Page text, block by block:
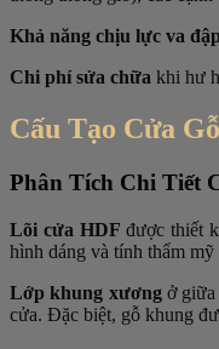
Khả năng chịu lực va
Chi phí sửa chữa khi hư
Cấu Tạo Cửa
Phân Tích Chi Tiết
Lõi cửa HDF được thiết
hình dáng và tính thẩm mỹ
Lớp khung xươngở giữa
cửa. Đặc biệt, gỗ khung